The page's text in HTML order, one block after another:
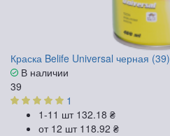
Краска Belife Universal черная (39)
В наличии
39
1
1-11 шт 132.18 ₴
от 12 шт 118.92 ₴